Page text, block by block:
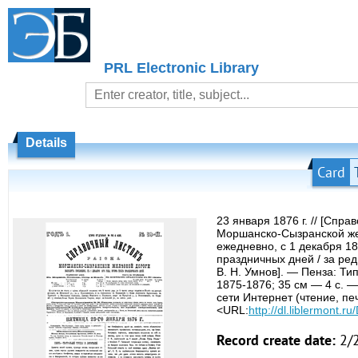
PRL Electronic Library
Details
Card
23 января 1876 г. //
Моршанско-Сызранской
ежедневно, с 1 декабря
праздничных дней / за
В. Н. Умнов]. — Пенза:
1875-1876; 35 см — 4 с. —
сети Интернет (чтение,
<URL:http://
Record create date: 2/